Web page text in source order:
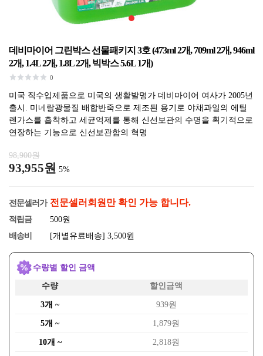
데비마이어 그린박스 선물패키지 3호 (473ml 2개, 709ml 2개, 946ml
2개, 1.4L 2개, 1.8L 2개, 빅박스 5.6L 1개)
0
미국 직수입제품으로 미국의 생활발명가 데비마이어 여사가 2005년
출시. 미네랄광물질 배합반죽으로 제조된 용기로 야채과일의 에틸
렌가스를 흡착하고 세균억제를 통해 신선보관의 수명을 획기적으로
연장하는 기능으로 신선보관함의 혁명
98,900원
93,955원 5%
전문셀러가 전문셀러회원만 확인 가능 합니다.
적립금
500원
배송비
[개별유료배송] 3,500원
수량별 할인 금액
수량 할인금액
3개 ~ 939원
5개 ~ 1,879원
10개 ~ 2,818원